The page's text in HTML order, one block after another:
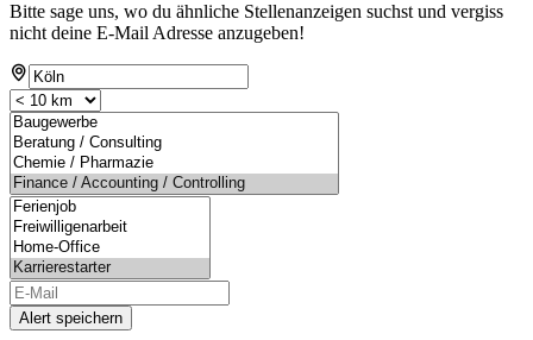
Bitte sage uns, wo du ähnliche Stellenanzeigen suchst und vergiss
nicht deine E-Mail Adresse anzugeben!
Alert speichern